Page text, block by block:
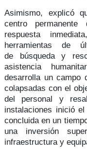
Asimismo, explicó
centro permanente
respuesta inmediata
herramientas de
de búsqueda y
asistencia
desarrolla un campo
colapsadas con el
del personal y
instalaciones inició
concluida en un
una inversión
infraestructura y